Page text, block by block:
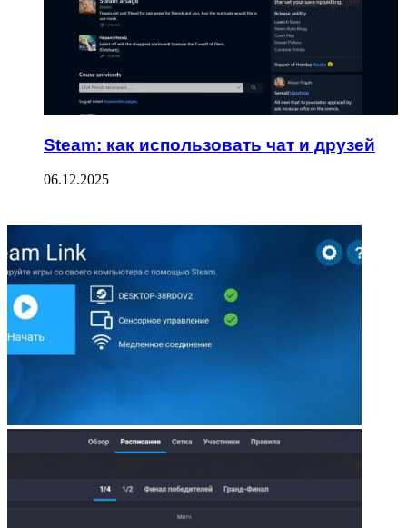
Steam: как использовать чат и друзей
06.12.2025